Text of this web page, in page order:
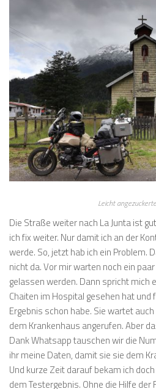
Leicht
Die Straße weiter nach La Junta ist
ich fix weiter. Nur damit ich an der
werde. So, jetzt hab ich ein Problem.
nicht da. Vor mir warten noch ein
gelassen werden. Dann spricht mich
Chaiten im Hospital gesehen hat und
Ergebnis schon habe. Sie wartet
dem Krankenhaus angerufen. Aber
Dank Whatsapp tauschen wir die
ihr meine Daten, damit sie sie dem
Und kurze Zeit darauf bekam ich
dem Testergebnis. Ohne die Hilfe